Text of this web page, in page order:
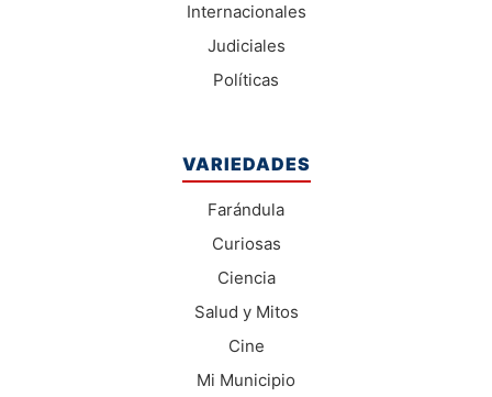
Internacionales
Judiciales
Políticas
VARIEDADES
Farándula
Curiosas
Ciencia
Salud y Mitos
Cine
Mi Municipio